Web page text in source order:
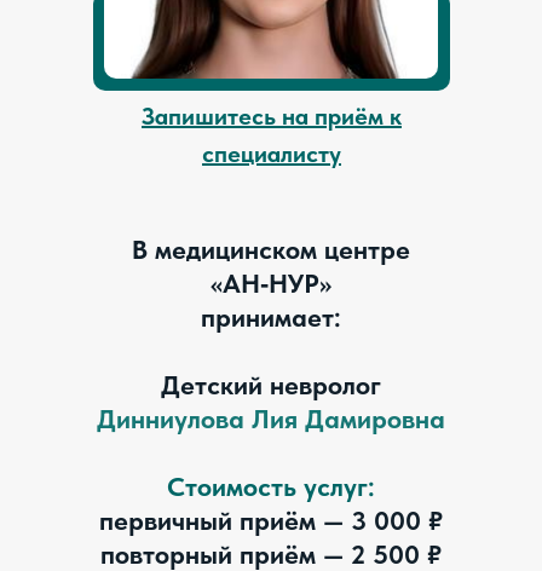
В медицинском центре
«АН‑НУР»
принимает:
Детский невролог
Динниулова Лия Дамировна
Стоимость услуг:
первичный приём — 3 000 ₽
повторный приём — 2 500 ₽
Запишитесь на приём к
специалисту